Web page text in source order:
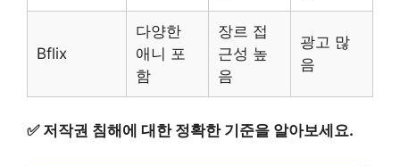
Bflix
다양한
애니 포
함
장르 접
근성 높
음
광고 많
음
✅ 저작권 침해에 대한 정확한 기준을 알아보세요.